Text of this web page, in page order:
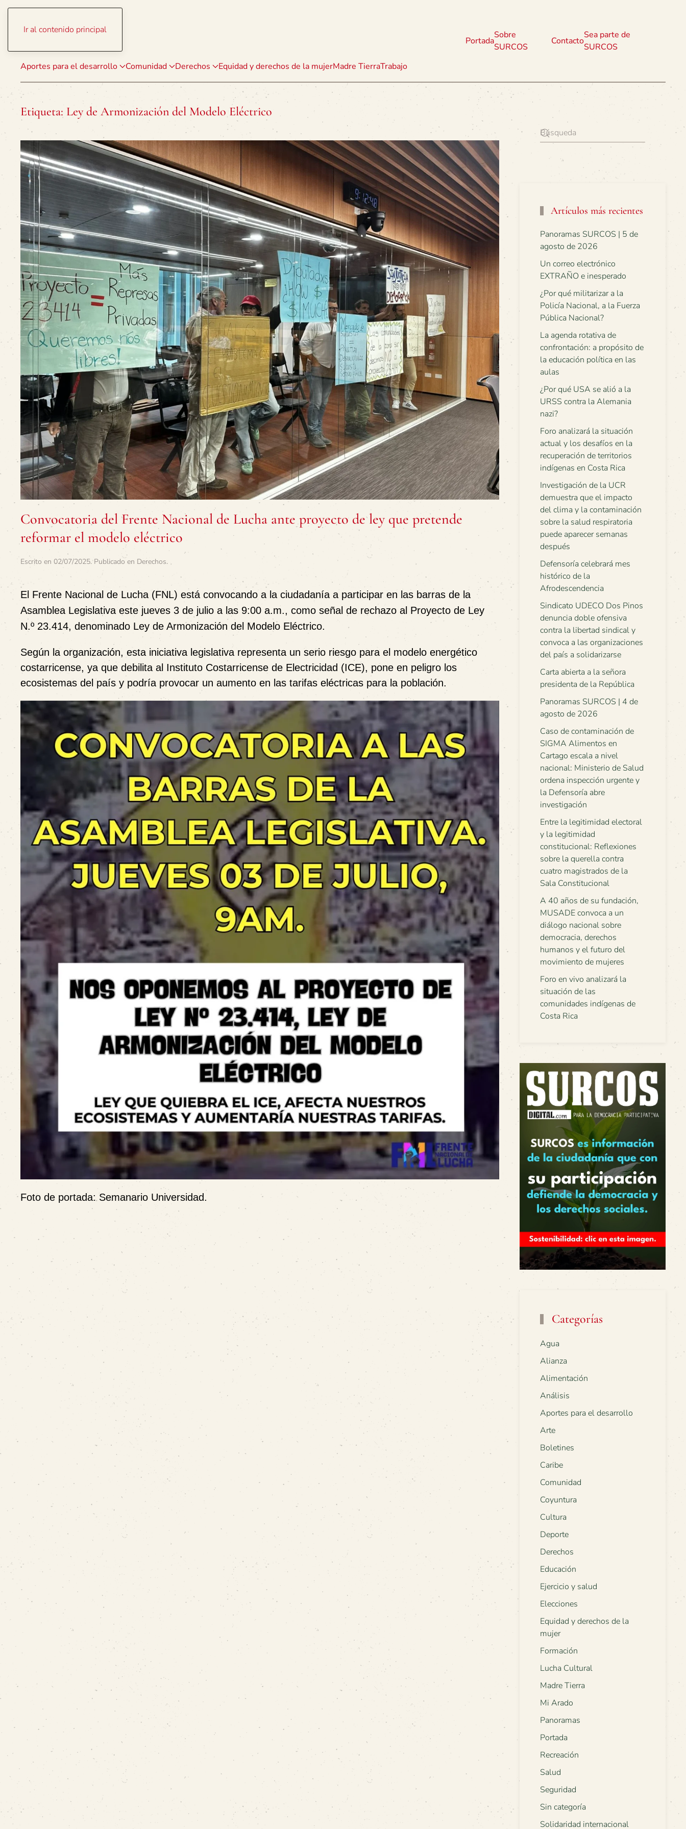
Ir al contenido principal
Aportes para el desarrollo Comunidad Derechos Equidad y derechos de la mujerMadre TierraTrabajo
Portada
Sobre
SURCOS
Contacto
Sea parte de
SURCOS
Etiqueta: Ley de Armonización del Modelo Eléctrico
Convocatoria del Frente Nacional de Lucha ante proyecto de ley que pretende
reformar el modelo eléctrico
Escrito en 02/07/2025. Publicado en Derechos.
El Frente Nacional de Lucha (FNL) está convocando a la ciudadanía a participar en las barras de la
Asamblea Legislativa este jueves 3 de julio a las 9:00 a.m., como señal de rechazo al Proyecto de Ley
N.º 23.414, denominado Ley de Armonización del Modelo Eléctrico.
Según la organización, esta iniciativa legislativa representa un serio riesgo para el modelo energético
costarricense, ya que debilita al Instituto Costarricense de Electricidad (ICE), pone en peligro los
ecosistemas del país y podría provocar un aumento en las tarifas eléctricas para la población.
Foto de portada: Semanario Universidad.
Artículos más recientes
Panoramas SURCOS | 5 de
agosto de 2026
Un correo electrónico
EXTRAÑO e inesperado
¿Por qué militarizar a la
Policía Nacional, a la Fuerza
Pública Nacional?
La agenda rotativa de
confrontación: a propósito de
la educación política en las
aulas
¿Por qué USA se alió a la
URSS contra la Alemania
nazi?
Foro analizará la situación
actual y los desafíos en la
recuperación de territorios
indígenas en Costa Rica
Investigación de la UCR
demuestra que el impacto
del clima y la contaminación
sobre la salud respiratoria
puede aparecer semanas
después
Defensoría celebrará mes
histórico de la
Afrodescendencia
Sindicato UDECO Dos Pinos
denuncia doble ofensiva
contra la libertad sindical y
convoca a las organizaciones
del país a solidarizarse
Carta abierta a la señora
presidenta de la República
Panoramas SURCOS | 4 de
agosto de 2026
Caso de contaminación de
SIGMA Alimentos en
Cartago escala a nivel
nacional: Ministerio de Salud
ordena inspección urgente y
la Defensoría abre
investigación
Entre la legitimidad electoral
y la legitimidad
constitucional: Reflexiones
sobre la querella contra
cuatro magistrados de la
Sala Constitucional
A 40 años de su fundación,
MUSADE convoca a un
diálogo nacional sobre
democracia, derechos
humanos y el futuro del
movimiento de mujeres
Foro en vivo analizará la
situación de las
comunidades indígenas de
Costa Rica
Categorías
Agua
Alianza
Alimentación
Análisis
Aportes para el desarrollo
Arte
Boletines
Caribe
Comunidad
Coyuntura
Cultura
Deporte
Derechos
Educación
Ejercicio y salud
Elecciones
Equidad y derechos de la
mujer
Formación
Lucha Cultural
Madre Tierra
Mi Arado
Panoramas
Portada
Recreación
Salud
Seguridad
Sin categoría
Solidaridad internacional